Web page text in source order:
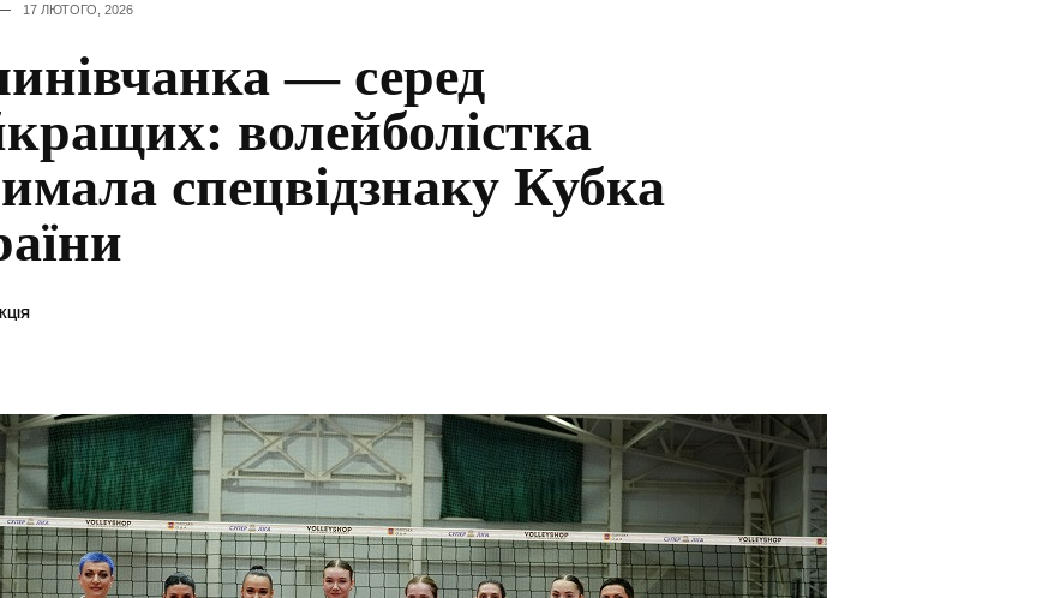
17 ЛЮТОГО, 2026
— серед
волейболістка
спецвідзнаку Кубка